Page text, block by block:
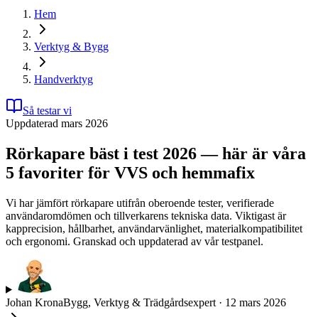
Hem
Verktyg & Bygg
Handverktyg
Så testar vi
Uppdaterad mars 2026
Rörkapare bäst i test 2026 — här är våra
5 favoriter för VVS och hemmafix
Vi har jämfört rörkapare utifrån oberoende tester, verifierade
användaromdömen och tillverkarens tekniska data. Viktigast är
kapprecision, hållbarhet, användarvänlighet, materialkompatibilitet
och ergonomi. Granskad och uppdaterad av vår testpanel.
Johan KronaBygg, Verktyg & Trädgårdsexpert · 12 mars 2026